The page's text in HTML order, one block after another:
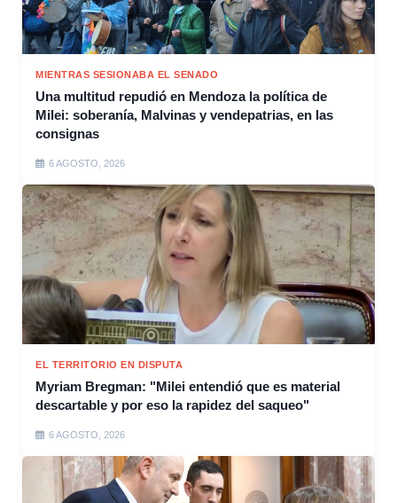
MIENTRAS SESIONABA EL SENADO
Una multitud repudió en Mendoza la política de
Milei: soberanía, Malvinas y vendepatrias, en las
consignas
6 AGOSTO, 2026
EL TERRITORIO EN DISPUTA
Myriam Bregman: "Milei entendió que es material
descartable y por eso la rapidez del saqueo"
6 AGOSTO, 2026